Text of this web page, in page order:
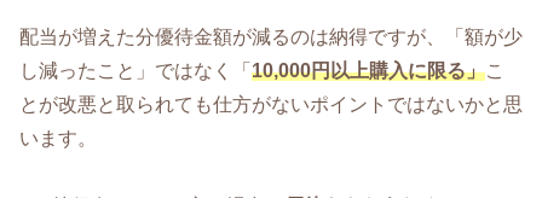
配当が増えた分優待金額が減るのは納得ですが、「額が少
し減ったこと」ではなく「 10,000円以上購入に限る」こ
とが改悪と取られても仕方がないポイントではないかと思
います。